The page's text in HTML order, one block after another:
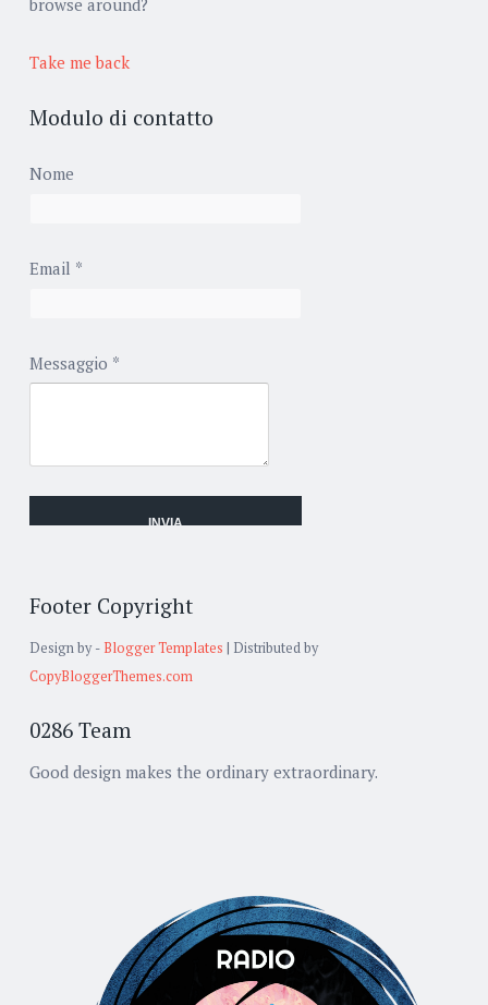
browse around?
Take me back
Modulo di contatto
Nome
Email *
Messaggio *
Footer Copyright
Design by - Blogger Templates | Distributed by
CopyBloggerThemes.com
0286 Team
Good design makes the ordinary extraordinary.